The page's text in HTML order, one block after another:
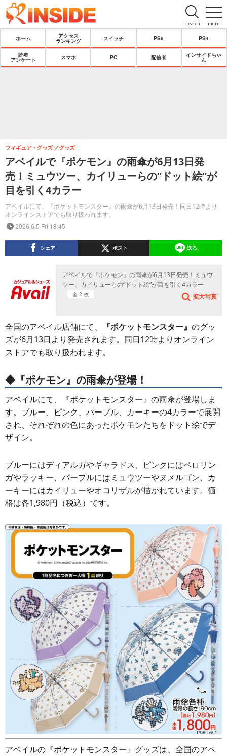
menu
search
ホーム
アクセス
ランキング
スイッチ PS5 PS4
読者
アンケート
スマホ PC 配信者
インサイドちゃ
ん
アベイルで『ポケモン』の雨傘が6月13日発
売！ミュウツー、カイリューらの“ドット絵”が
目を引く4カラー
アベイルにて、『ポケットモンスター』の雨傘が6月13日発売！同日12時より
オンラインストアでも取り扱われます。
フィギュア・グッズ グッズ
2026.6.5 Fri 18:45
シェア ポスト 送る
アベイルで『ポケモン』の雨傘が6月13日発売！ミュウ
ツー、カイリューらの“ドット絵”が目を引く4カラー
全 2 枚 拡大写真
全国のアベイル店舗にて、 『ポケットモンスター』 のグッ
ズが6月13日より発売されます。同日12時よりオンライン
ストアでも取り扱われます。
◆『ポケモン』の雨傘が登場！
アベイルにて、『ポケットモンスター』の雨傘が登場しま
す。ブルー、ピンク、パープル、カーキーの4カラーで展開
され、それぞれの色にあったポケモンたちをドット絵でデ
ザイン。
ブルーにはディアルガやギャラドス、ピンクにはベロリン
ガやラッキー、パープルにはミュウツーやヌメルゴン、カ
ーキーにはカイリューやオコリザルが描かれています。価
格は各1,980円（税込）です。
アベイルの『ポケットモンスター』グッズは、全国のアベ